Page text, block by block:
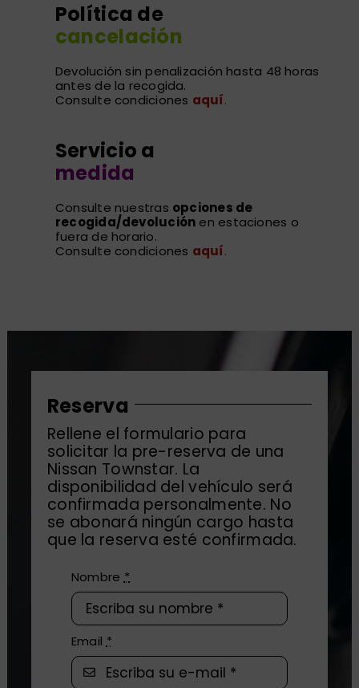
Política de
cancelación
Devolución sin penalización hasta 48 horas
antes de la recogida.
Consulte condiciones aquí.
Servicio a
medida
Consulte nuestras opciones de
recogida/devolución en estaciones o
fuera de horario.
Consulte condiciones aquí.
Reserva
Rellene el formulario para
solicitar la pre-reserva de una
Nissan Townstar. La
disponibilidad del vehículo será
confirmada personalmente. No
se abonará ningún cargo hasta
que la reserva esté confirmada.
Nombre *
Email *